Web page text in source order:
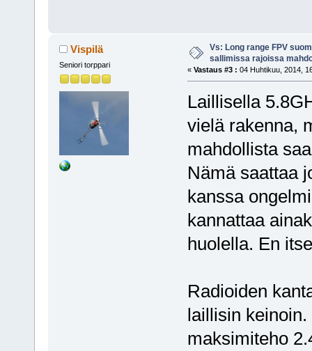
Vispilä
Seniori torppari
Vs: Long range FPV
sallimissa rajoissa
« Vastaus #3 : 04 Huhtikuu, 2014,
Laillisella
vielä rakenna,
mahdollista
Nämä saattaa
kanssa
kannattaa
huolella. En
Radioiden
laillisin
maksimiteho